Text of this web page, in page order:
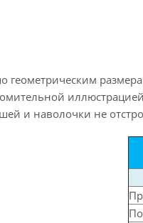
геометрическим
и наволочки не